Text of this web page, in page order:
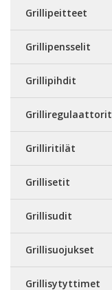
Grillipeitteet
Grillipensselit
Grillipihdit
Grilliregulaattorit
Grilliritilät
Grillisetit
Grillisudit
Grillisuojukset
Grillisytyttimet